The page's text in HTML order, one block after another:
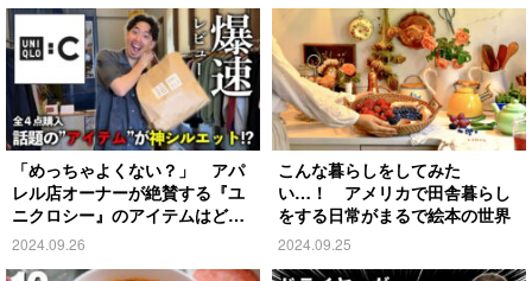
「めっちゃよくない？」 アパ
レル店オーナーが絶賛する『ユ
ニクロシー』のアイテムはど
れ？
2024.09.26
こんな暮らしをしてみた
い…！ アメリカで田舎暮らし
をする日常がまるで絵本の世界
2024.09.25